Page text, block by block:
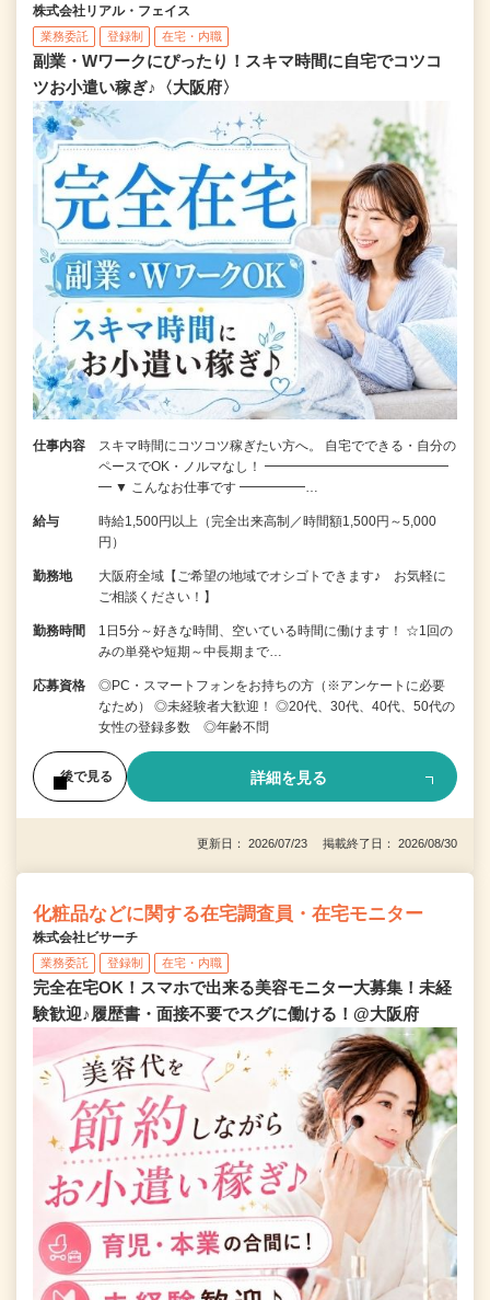
株式会社リアル・フェイス
業務委託 登録制 在宅・内職
副業・Wワークにぴったり！スキマ時間に自宅でコツコ
ツお小遣い稼ぎ♪〈大阪府〉
仕事内容
スキマ時間にコツコツ稼ぎたい方へ。 自宅でできる・自分の
ペースでOK・ノルマなし！ ━━━━━━━━━━━━━━
━ ▼ こんなお仕事です ━━━━━…
給与
時給1,500円以上（完全出来高制／時間額1,500円～5,000
円）
勤務地
大阪府全域【ご希望の地域でオシゴトできます♪ お気軽に
ご相談ください！】
勤務時間
1日5分～好きな時間、空いている時間に働けます！ ☆1回の
みの単発や短期～中長期まで…
応募資格
◎PC・スマートフォンをお持ちの方（※アンケートに必要
なため） ◎未経験者大歓迎！ ◎20代、30代、40代、50代の
女性の登録多数 ◎年齢不問
後で見る 詳細を見る
更新日： 2026/07/23 掲載終了日： 2026/08/30
化粧品などに関する在宅調査員・在宅モニター
株式会社ビサーチ
業務委託 登録制 在宅・内職
完全在宅OK！スマホで出来る美容モニター大募集！未経
験歓迎♪履歴書・面接不要でスグに働ける！@大阪府